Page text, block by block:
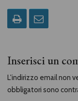
tra
Inserisci un
L'indirizzo email non
obbligatori sono